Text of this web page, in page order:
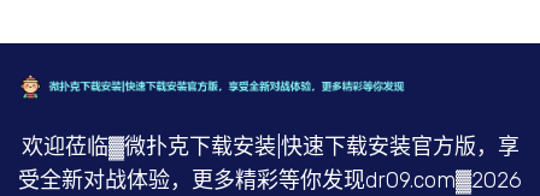
欢迎莅临▓微扑克下载安装|快速下载安装官方版，享
受全新对战体验，更多精彩等你发现dr09.com▓2026